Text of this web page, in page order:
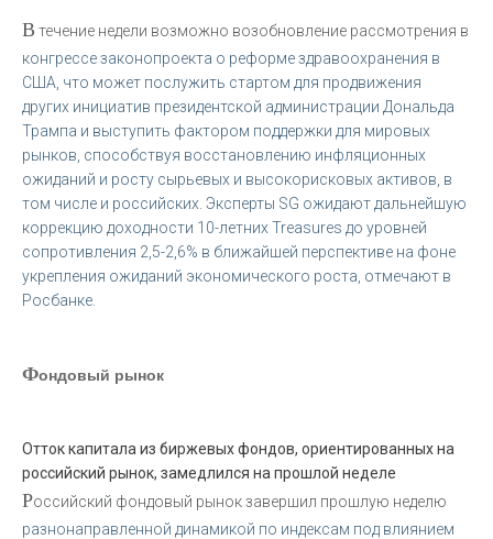
В течение недели возможно возобновление рассмотрения в
конгрессе законопроекта о реформе здравоохранения в
США, что может послужить стартом для продвижения
других инициатив президентской администрации Дональда
Трампа и выступить фактором поддержки для мировых
рынков, способствуя восстановлению инфляционных
ожиданий и росту сырьевых и высокорисковых активов, в
том числе и российских. Эксперты SG ожидают дальнейшую
коррекцию доходности 10-летних Treasures до уровней
сопротивления 2,5-2,6% в ближайшей перспективе на фоне
укрепления ожиданий экономического роста, отмечают в
Росбанке.
Фондовый рынок
Отток капитала из биржевых фондов, ориентированных на
российский рынок, замедлился на прошлой неделе
Российский фондовый рынок завершил прошлую неделю
разнонаправленной динамикой по индексам под влиянием